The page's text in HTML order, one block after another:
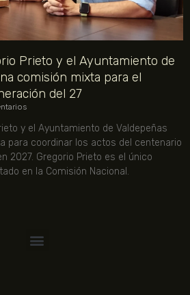
Prieto y el Ayuntamiento de
comisión mixta para el
del 27
y el Ayuntamiento de Valdepeñas
para coordinar los actos del centenario
2027. Gregorio Prieto es el único
en la Comisión Nacional.